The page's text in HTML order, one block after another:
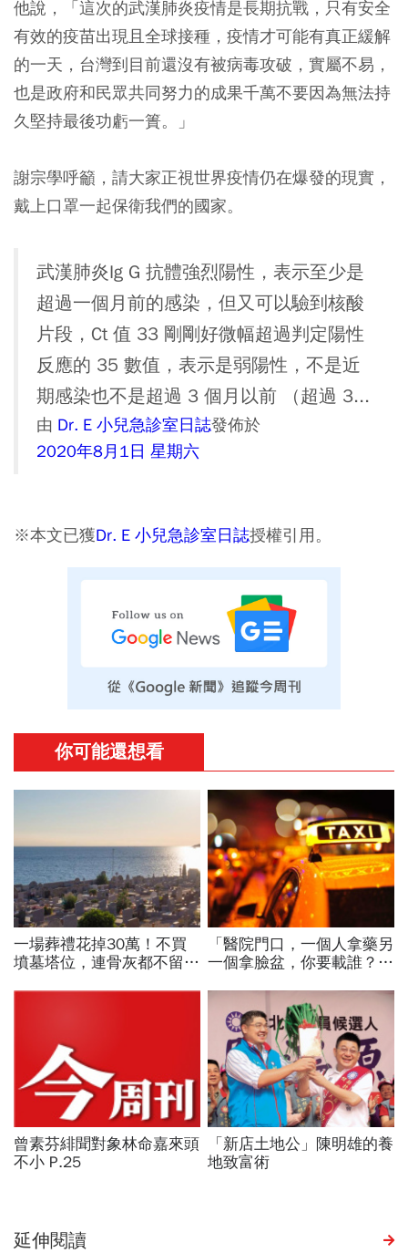
他說，「這次的武漢肺炎疫情是長期抗戰，只有安全
有效的疫苗出現且全球接種，疫情才可能有真正緩解
的一天，台灣到目前還沒有被病毒攻破，實屬不易，
也是政府和民眾共同努力的成果千萬不要因為無法持
久堅持最後功虧一簣。」
謝宗學呼籲，請大家正視世界疫情仍在爆發的現實，
戴上口罩一起保衛我們的國家。
武漢肺炎Ig G 抗體強烈陽性，表示至少是
超過一個月前的感染，但又可以驗到核酸
片段，Ct 值 33 剛剛好微幅超過判定陽性
反應的 35 數值，表示是弱陽性，不是近
期感染也不是超過 3 個月以前 （超過 3...
由 Dr. E 小兒急診室日誌發佈於
2020年8月1日 星期六
※本文已獲Dr. E 小兒急診室日誌授權引用。
延伸閱讀